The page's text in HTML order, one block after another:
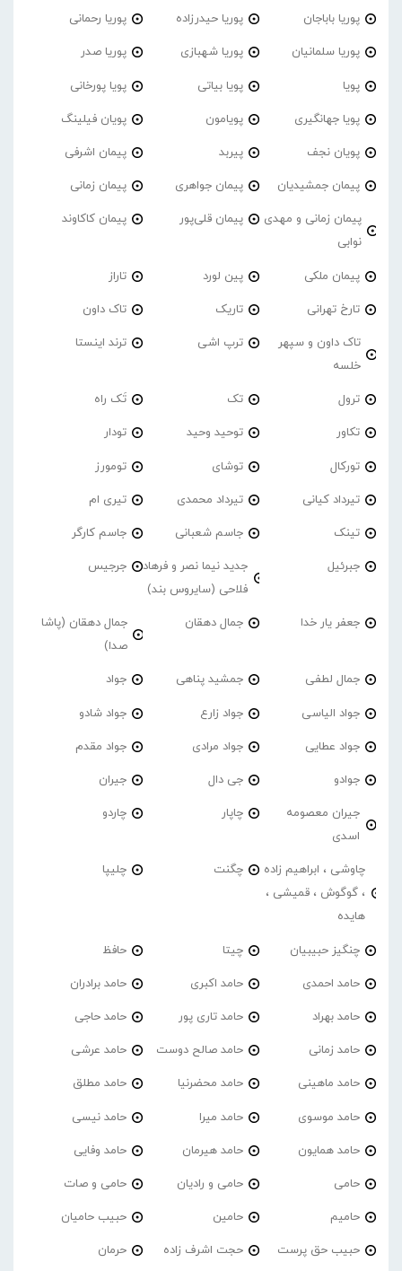
پوریا باباجان پوریا حیدرزاده پوریا رحمانی
پوریا سلمانیان پوریا شهبازی پوریا صدر
پویا پویا بیاتی پویا پورخانی
پویا جهانگیری پویامون پویان فیلینگ
پویان نجف پیربد پیمان اشرفی
پیمان جمشیدیان پیمان جواهری پیمان زمانی
پیمان زمانی و مهدی
نوابی
پیمان قلی‌پور پیمان کاکاوند
پیمان ملکی پین لورد تاراز
تارخ تهرانی تاریک تاک داون
تاک داون و سپهر
خلسه
ترپ اشی ترند اینستا
ترول تک تَک راه
تکاور توحید وحید تودار
تورکال توشای تومورز
تیرداد کیانی تیرداد محمدی تیری ام
تینک جاسم شعبانی جاسم کارگر
جبرئیل
جدید نیما نصر و فرهاد
فلاحی (سایروس بند)
جرجیس
جعفر یار خدا جمال دهقان
جمال دهقان (پاشا
صدا)
جمال لطفی جمشید پناهی جواد
جواد الیاسی جواد زارع جواد شادو
جواد عطایی جواد مرادی جواد مقدم
جوادو جی دال جیران
جیران معصومه
اسدی
چاپار چاردو
چاوشی ، ابراهیم زاده
، گوگوش ، قمیشی ،
هایده
چگنت چلیپا
چنگیز حبیبیان چیتا حافظ
حامد احمدی حامد اکبری حامد برادران
حامد بهراد حامد تاری پور حامد حاجی
حامد زمانی حامد صالح دوست حامد عرشی
حامد ماهینی حامد محضرنیا حامد مطلق
حامد موسوی حامد میرا حامد نیسی
حامد همایون حامد هیرمان حامد وفایی
حامی حامی و رادیان حامی و صات
حامیم حامین حبیب حامیان
حبیب حق پرست حجت اشرف زاده حرمان